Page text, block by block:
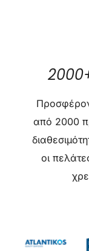
από 2000
οι